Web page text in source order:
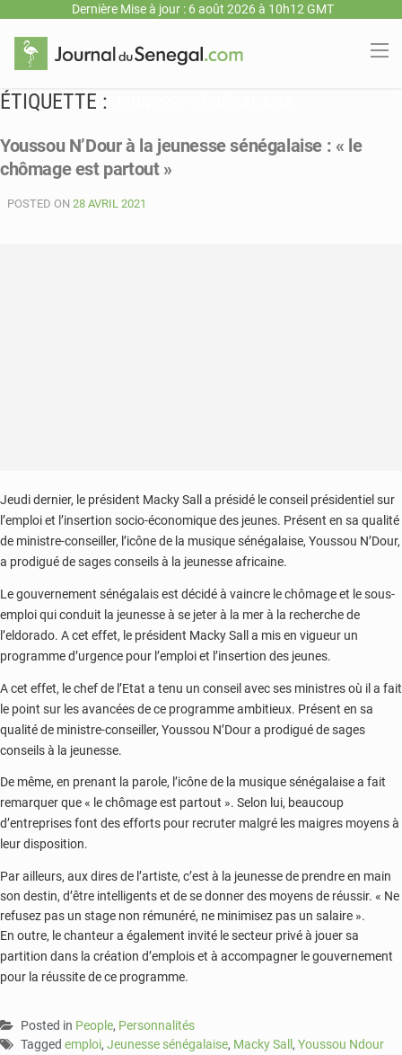
Dernière Mise à jour : 6 août 2026 à 10h12 GMT
ÉTIQUETTE :
Youssou N’Dour à la jeunesse sénégalaise : « le
chômage est partout »
POSTED ON 28 AVRIL 2021
Jeudi dernier, le président Macky Sall a présidé le conseil présidentiel sur
l’emploi et l’insertion socio-économique des jeunes. Présent en sa qualité
de ministre-conseiller, l’icône de la musique sénégalaise, Youssou N’Dour,
a prodigué de sages conseils à la jeunesse africaine.
Le gouvernement sénégalais est décidé à vaincre le chômage et le sous-
emploi qui conduit la jeunesse à se jeter à la mer à la recherche de
l’eldorado. A cet effet, le président Macky Sall a mis en vigueur un
programme d’urgence pour l’emploi et l’insertion des jeunes.
A cet effet, le chef de l’Etat a tenu un conseil avec ses ministres où il a fait
le point sur les avancées de ce programme ambitieux. Présent en sa
qualité de ministre-conseiller, Youssou N’Dour a prodigué de sages
conseils à la jeunesse.
De même, en prenant la parole, l’icône de la musique sénégalaise a fait
remarquer que « le chômage est partout ». Selon lui, beaucoup
d’entreprises font des efforts pour recruter malgré les maigres moyens à
leur disposition.
Par ailleurs, aux dires de l’artiste, c’est à la jeunesse de prendre en main
son destin, d’être intelligents et de se donner des moyens de réussir. « Ne
refusez pas un stage non rémunéré, ne minimisez pas un salaire ».
En outre, le chanteur a également invité le secteur privé à jouer sa
partition dans la création d’emplois et à accompagner le gouvernement
pour la réussite de ce programme.
Posted in People, Personnalités
Tagged emploi, Jeunesse sénégalaise, Macky Sall , Youssou Ndour